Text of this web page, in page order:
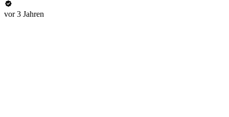
vor 3 Jahren